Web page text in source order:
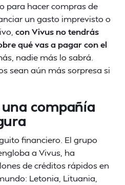
para hacer compras de
un gasto imprevisto o
con Vivus no tendrás
qué vas a pagar con el
nadie más lo sabrá.
sean aún más sorpresa si
compañía
financiero. El grupo
a Vivus, ha
de créditos rápidos en
Letonia, Lituania,